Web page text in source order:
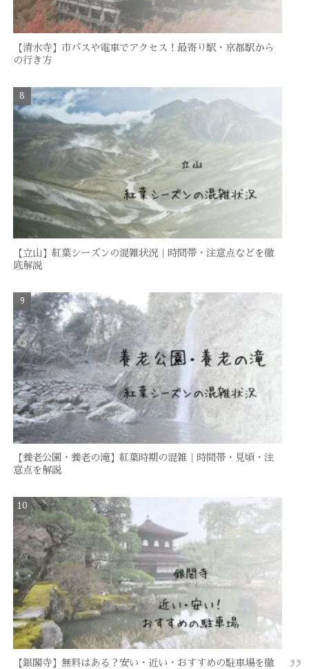
【清水寺】市バスや電車でアクセス！最寄り駅・京都駅から
の行き方
【立山】紅葉シーズンの混雑状況｜時間帯・注意点などを徹
底解説
【養老公園・養老の滝】紅葉時期の混雑｜時間帯・見頃・注
意点を解説
【銀閣寺】無料はある？安い・近い・おすすめの駐車場を徹